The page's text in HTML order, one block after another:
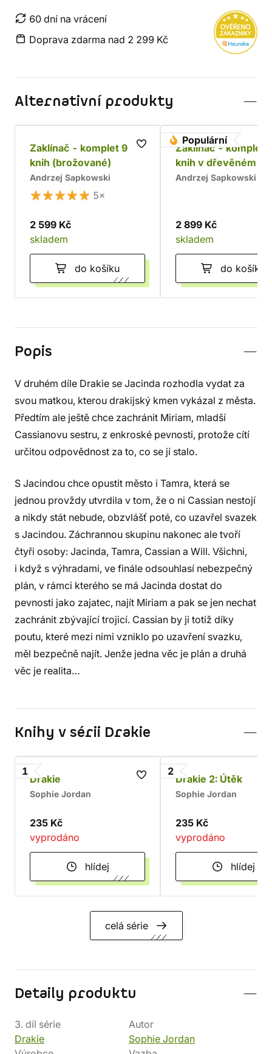
60 dní na vrácení
Doprava zdarma nad 2 299 Kč
Alternativní produkty
Zaklínač - komplet 9
knih (brožované)
Andrzej Sapkowski
5×
2 599 Kč
skladem
do košíku
Populární
Zaklínač - komplet
knih v dřevěném
Chrám
Andrzej Sapkowski
2 899 Kč
skladem
do košíku
Popis
V druhém díle Drakie se Jacinda rozhodla vydat za
svou matkou, kterou drakijský kmen vykázal z města.
Předtím ale ještě chce zachránit Miriam, mladší
Cassianovu sestru, z enkroské pevnosti, protože cítí
určitou odpovědnost za to, co se jí stalo.
S Jacindou chce opustit město i Tamra, která se
jednou provždy utvrdila v tom, že o ni Cassian nestojí
a nikdy stát nebude, obzvlášť poté, co uzavřel svazek
s Jacindou. Záchrannou skupinu nakonec ale tvoří
čtyři osoby: Jacinda, Tamra, Cassian a Will. Všichni,
i když s výhradami, ve finále odsouhlasí nebezpečný
plán, v rámci kterého se má Jacinda dostat do
pevnosti jako zajatec, najít Miriam a pak se jen nechat
zachránit zbývající trojicí. Cassian by ji totiž díky
poutu, které mezi nimi vzniklo po uzavření svazku,
měl bezpečně najít. Jenže jedna věc je plán a druhá
věc je realita…
Knihy v sérii Drakie
1
Drakie
Sophie Jordan
235 Kč
vyprodáno
hlídej
2
Drakie 2: Útěk
Sophie Jordan
235 Kč
vyprodáno
hlídej
celá série
Detaily produktu
3. díl série
Drakie
Autor
Sophie Jordan